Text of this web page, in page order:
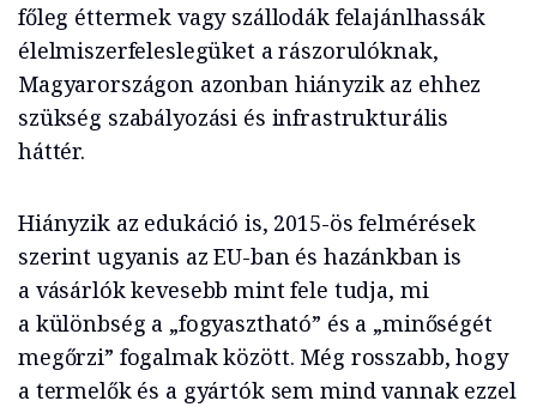
főleg éttermek vagy szállodák felajánlhassák
élelmiszerfeleslegüket a rászorulóknak,
Magyarországon azonban hiányzik az ehhez
szükség szabályozási és infrastrukturális
háttér.
Hiányzik az edukáció is, 2015-ös felmérések
szerint ugyanis az EU-ban és hazánkban is
a vásárlók kevesebb mint fele tudja, mi
a különbség a „fogyasztható” és a „minőségét
megőrzi” fogalmak között. Még rosszabb, hogy
a termelők és a gyártók sem mind vannak ezzel